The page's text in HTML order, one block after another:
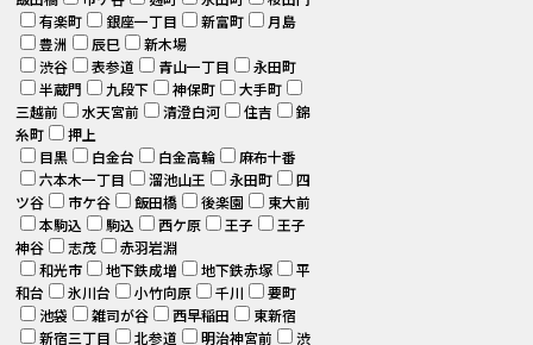
有楽町
銀座一丁目 新富町
月島
豊洲
辰巳
新木場
渋谷
表参道 青山一丁目
永田町
半蔵門
九段下 神保町
大手町
三越前
水天宮前 清澄白河 住吉
錦
糸町
押上
目黒
白金台 白金高輪
麻布十番
六本木一丁目
溜池山王 永田町
四
ツ谷
市ケ谷 飯田橋 後楽園
東大前
本駒込
駒込 西ケ原 王子
王子
神谷
志茂
赤羽岩淵
和光市
地下鉄成増 地下鉄赤塚
平
和台
氷川台 小竹向原 千川
要町
池袋
雑司が谷 西早稲田
東新宿
新宿三丁目
北参道 明治神宮前 渋